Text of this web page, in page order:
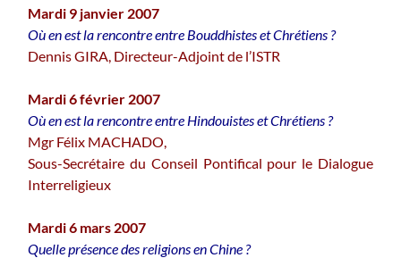
Mardi 9 janvier 2007
Où en est la rencontre entre Bouddhistes et Chrétiens ?
Dennis GIRA, Directeur-Adjoint de l’ISTR
Mardi 6 février 2007
Où en est la rencontre entre Hindouistes et Chrétiens ?
Mgr Félix MACHADO,
Sous-Secrétaire du Conseil Pontifical pour le Dialogue
Interreligieux
Mardi 6 mars 2007
Quelle présence des religions en Chine ?